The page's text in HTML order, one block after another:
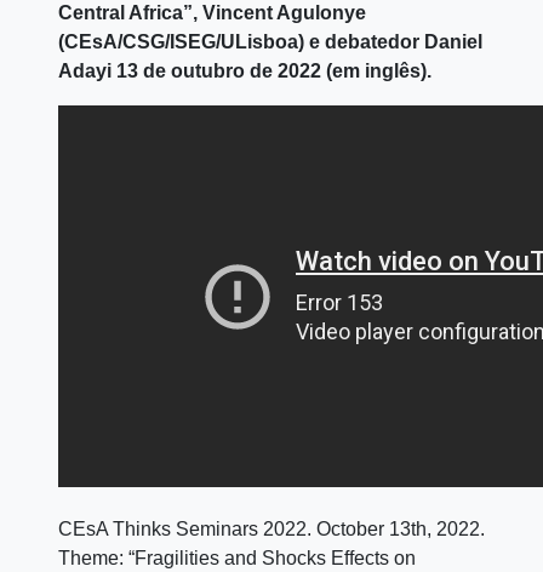
Central Africa”, Vincent Agulonye
(CEsA/CSG/ISEG/ULisboa) e debatedor Daniel
Adayi 13 de outubro de 2022 (em inglês).
CEsA Thinks Seminars 2022. October 13th, 2022.
Theme: “Fragilities and Shocks Effects on